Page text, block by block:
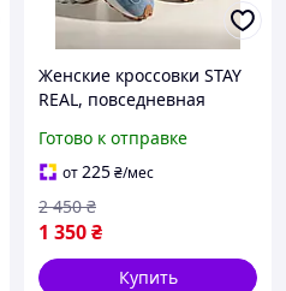
Женские кроссовки STAY
REAL, повседневная
цвета, размер 41, код 00-
0894
Готово к отправке
от225₴/мес
1 350₴
2 450 ₴
Купить